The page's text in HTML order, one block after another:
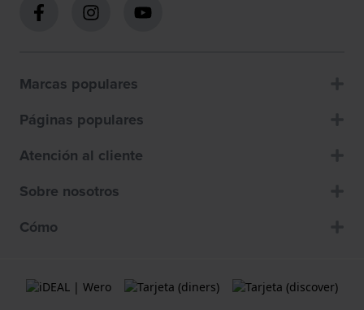
Marcas populares
Páginas populares
Atención al cliente
Sobre nosotros
Cómo